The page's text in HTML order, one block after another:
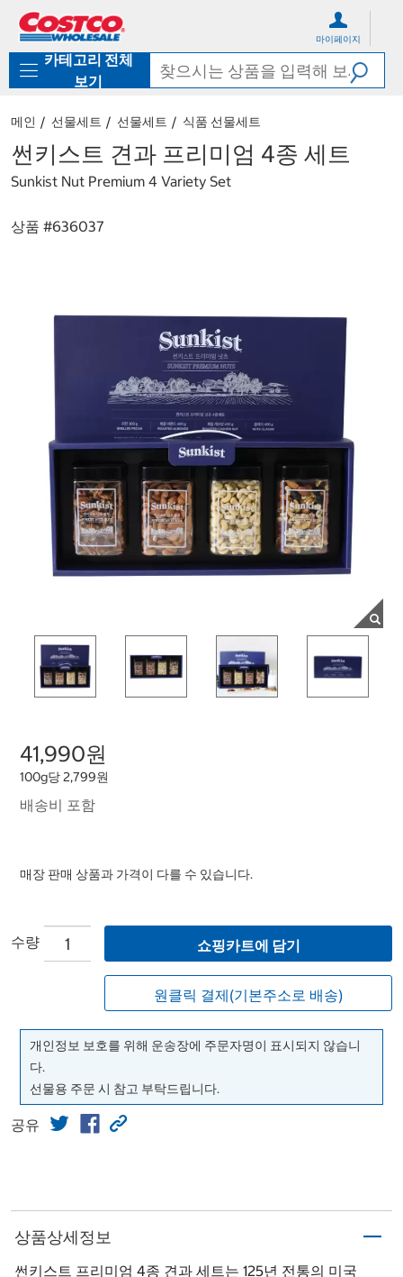
로
기
가
마이페이지
카테고리 전체
보기
메인 선물세트 선물세트 식품 선물세트
썬키스트 견과 프리미엄 4종 세트
Sunkist Nut Premium 4 Variety Set
상품 #636037
41,990원
100g당 2,799원
배송비 포함
매장 판매 상품과 가격이 다를 수 있습니다.
수량 쇼핑카트에 담기
원클릭 결제(기본주소로 배송)
개인정보 보호를 위해 운송장에 주문자명이 표시되지 않습니
다.
선물용 주문 시 참고 부탁드립니다.
공유
상품상세정보
썬키스트 프리미엄 4종 견과 세트는 125년 전통의 미국